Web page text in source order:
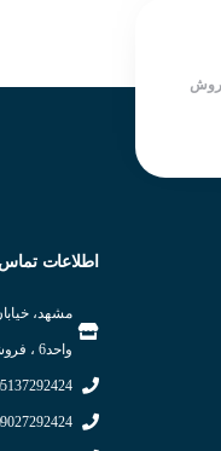
اطلاعات تماس
مشهد،
واحد6 ، فروشگاه اینترنتی کنترل 24